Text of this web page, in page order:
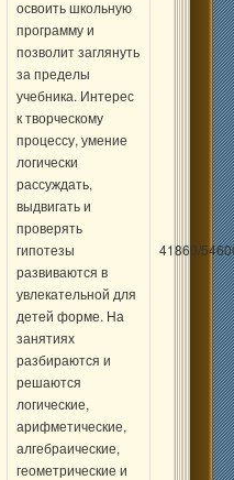
освоить школьную
программу и
позволит заглянуть
за пределы
учебника. Интерес
к творческому
процессу, умение
логически
рассуждать,
выдвигать и
проверять
гипотезы
развиваются в
увлекательной для
детей форме. На
занятиях
разбираются и
решаются
логические,
арифметические,
алгебраические,
геометрические и
41860/